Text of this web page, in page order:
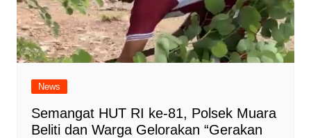
News
Semangat HUT RI ke-81, Polsek Muara
Beliti dan Warga Gelorakan “Gerakan